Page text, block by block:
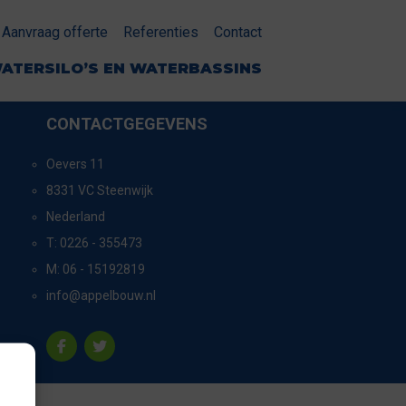
Aanvraag offerte Referenties Contact
EN WATERBASSINS
CONTACTGEGEVENS
Oevers 11
8331 VC Steenwijk
Nederland
T: 0226 - 355473
M: 06 - 15192819
info@appelbouw.nl